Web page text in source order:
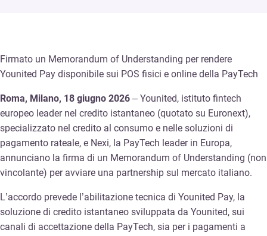
Firmato un Memorandum of Understanding per rendere
Younited Pay disponibile sui POS fisici e online della PayTech
Roma, Milano, 18 giugno 2026 – Younited, istituto fintech
europeo leader nel credito istantaneo (quotato su Euronext),
specializzato nel credito al consumo e nelle soluzioni di
pagamento rateale, e Nexi, la PayTech leader in Europa,
annunciano la firma di un Memorandum of Understanding (non
vincolante) per avviare una partnership sul mercato italiano.
L’accordo prevede l’abilitazione tecnica di Younited Pay, la
soluzione di credito istantaneo sviluppata da Younited, sui
canali di accettazione della PayTech, sia per i pagamenti a